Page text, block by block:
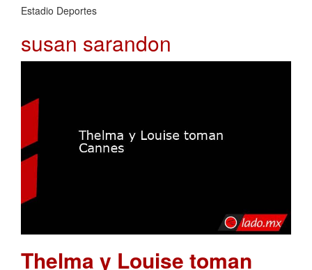
Estadio Deportes
susan sarandon
Thelma y Louise toman